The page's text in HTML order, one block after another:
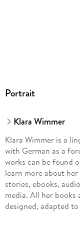
Portrait
Klara Wimmer
Klara Wimmer is a
with German as a
works can be found
learn more about
stories, ebooks,
media. All her books
designed, adapted
easy to understand,